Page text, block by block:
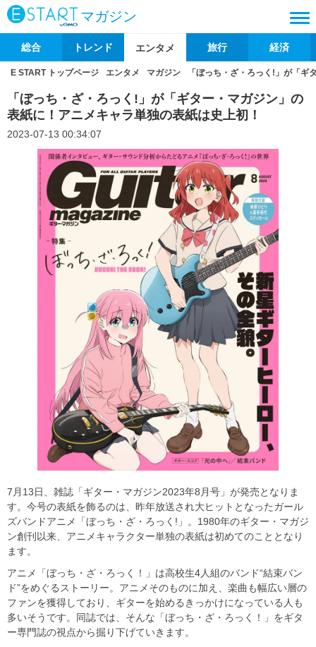
マガジン
総合 トレンド エンタメ 旅行 経済
E START トップページ エンタメ マガジン 「ぼっち・ざ・ろっく!」が「
「ぼっち・ざ・ろっく!」が「ギター・マガジン」の
表紙に！アニメキャラ単独の表紙は史上初！
2023-07-13 00:34:07
7月13日、雑誌「ギター・マガジン2023年8月号」が発売となりま
す。今号の表紙を飾るのは、昨年放送され大ヒットとなったガール
ズバンドアニメ「ぼっち・ざ・ろっく!」。1980年のギター・マガジ
ン創刊以来、アニメキャラクター単独の表紙は初めてのこととなり
ます。
アニメ「ぼっち・ざ・ろっく！」は高校生4人組のバンド“結束バン
ド”をめぐるストーリー。アニメそのものに加え、楽曲も幅広い層の
ファンを獲得しており、ギターを始めるきっかけになっている人も
多いそうです。同誌では、そんな「ぼっち・ざ・ろっく！」をギタ
ー専門誌の視点から掘り下げていきます。